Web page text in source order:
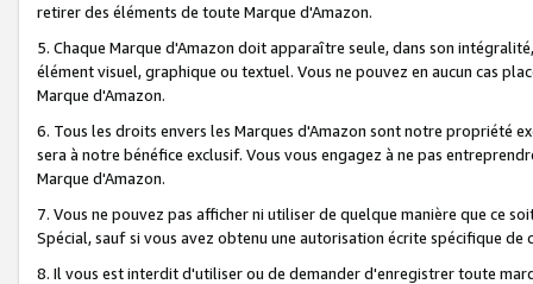
retirer des éléments de toute Marque d'Amazon.
5. Chaque Marque d'Amazon doit apparaître seule, dans son
élément visuel, graphique ou textuel. Vous ne pouvez en aucun cas
Marque d'Amazon.
6. Tous les droits envers les Marques d'Amazon sont notre propriété
sera à notre bénéfice exclusif. Vous vous engagez à ne pas
Marque d'Amazon.
7. Vous ne pouvez pas afficher ni utiliser de quelque manière que ce
Spécial, sauf si vous avez obtenu une autorisation écrite spécifique de
8. Il vous est interdit d'utiliser ou de demander d'enregistrer toute